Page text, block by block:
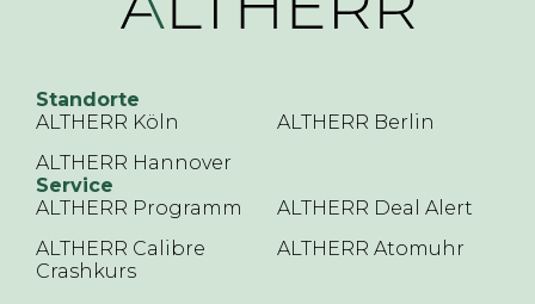
Standorte
ALTHERR Köln
ALTHERR Berlin
ALTHERR Hannover
Service
ALTHERR Programm
ALTHERR Deal Alert
ALTHERR Calibre
Crashkurs
ALTHERR Atomuhr